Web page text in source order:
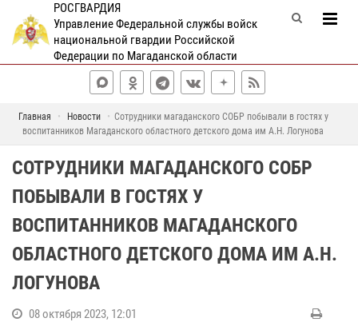
РОСГВАРДИЯ
Управление Федеральной службы войск
национальной гвардии Российской
Федерации по Магаданской области
Главная Новости
Сотрудники магаданского СОБР побывали в гостях у
воспитанников Магаданского областного детского дома им А.Н. Логунова
СОТРУДНИКИ МАГАДАНСКОГО СОБР
ПОБЫВАЛИ В ГОСТЯХ У
ВОСПИТАННИКОВ МАГАДАНСКОГО
ОБЛАСТНОГО ДЕТСКОГО ДОМА ИМ А.Н.
ЛОГУНОВА
08 октября 2023, 12:01